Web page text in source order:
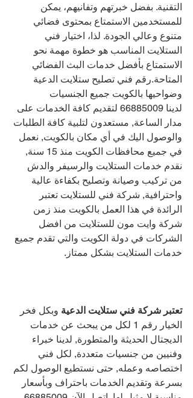
التقنية. بفضل خبرتهم وتفانيهم، يمكن
للمستخدمين الاستمتاع بمحتوى فضائي
متنوع وعالي الجودة. لذا، اختيار فني
الستلايت المناسب هو خطوة مهمة نحو
الاستمتاع بأفضل خدمات البث الفضائي
المتاحة.رقم فني تصليح ستلايت الدعية
وضواحيها بالكويت جميع الجنسيات
لدينا 66885009 لتقديم كافة الخدمات على
مدار الساعة, مستعدون لتلبية كافة الطلبات
والوصول اليك في أي مكان بالكويت, نعمل
في جميع محافظات الكويت منذ 15 سنة,
نقدم خدمات الستلايت والرسيفر والدش
من تركيب وصيانة وتصليح بكفاءة عالية
واحترافية, شركة فني للستلايت تعتبر
الرائدة في هذا العمل بالكويت منذ زمن
شركة وايت مون للستلايت من افضل
الشركات في دولة الكويت والتي تقدم جميع
خدمات الستلايت بشكل ممتاز.
تعتبر شركة فني ستلايت الدعية وبكل فخر
الخيار رقم 1 لكل من يبحث عن خدمات
الديجتال الحديثة والمتطورة, لدينا خبراء
وفنيين من جنسيات متعددة, لكل فني
اختصاصه وعمله, حتى نستطيع الوصول لكم
بسرعة وتقديم الخدمات باحتراف وبأسعار